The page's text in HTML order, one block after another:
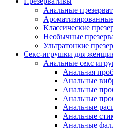
Анальные
Классические
Необычные
Ультратонкие
Секс-игрушки для
Анальные секс
Анальная
Анальные
Анальные
Анальные
Анальные
Анальные
Анальные